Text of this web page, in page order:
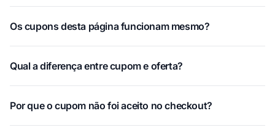
Os cupons desta página funcionam mesmo?
Qual a diferença entre cupom e oferta?
Por que o cupom não foi aceito no checkout?